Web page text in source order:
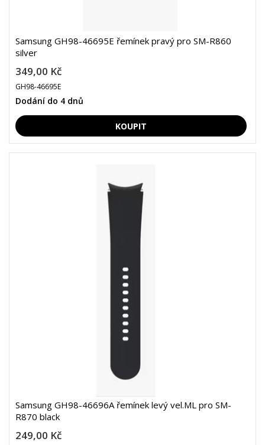
Samsung GH98-46695E řemínek pravý pro SM-R860
silver
349,00 Kč
GH98-46695E
Dodání do 4 dnů
Samsung GH98-46696A řemínek levý vel.ML pro SM-
R870 black
249,00 Kč